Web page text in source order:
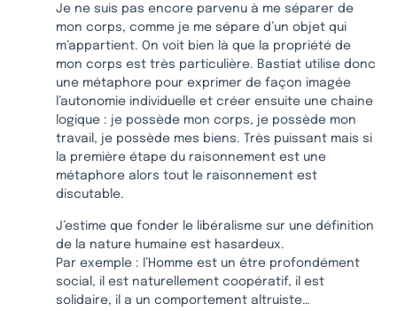
Je ne suis pas encore parvenu à me séparer de
mon corps, comme je me sépare d’un objet qui
m’appartient. On voit bien là que la propriété de
mon corps est très particulière. Bastiat utilise donc
une métaphore pour exprimer de façon imagée
l’autonomie individuelle et créer ensuite une chaine
logique : je possède mon corps, je possède mon
travail, je possède mes biens. Très puissant mais si
la première étape du raisonnement est une
métaphore alors tout le raisonnement est
discutable.
J’estime que fonder le libéralisme sur une définition
de la nature humaine est hasardeux.
Par exemple : l’Homme est un être profondément
social, il est naturellement coopératif, il est
solidaire, il a un comportement altruiste…